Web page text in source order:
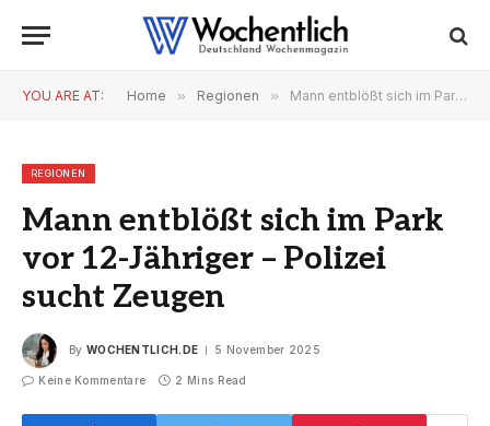
YOU ARE AT: Home » Regionen » Mann entblößt sich im Park vor 12-Jähriger – Polizei sucht Zeugen
REGIONEN
Mann entblößt sich im Park
vor 12-Jähriger – Polizei
sucht Zeugen
By WOCHENTLICH.DE 5 November 2025
Keine Kommentare 2 Mins Read